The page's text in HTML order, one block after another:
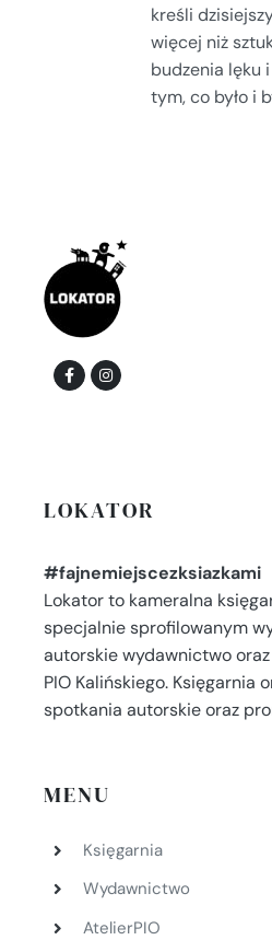
kreśli
więcej niż
budzenia lęku
tym, co było i
LOKATOR
#fajnemiejscezksiazkami
Lokator to kameralna
specjalnie sprofilowanym
autorskie wydawnictwo
PIO Kalińskiego. Księgarnia
spotkania autorskie oraz
MENU
Księgarnia
Wydawnictwo
AtelierPIO